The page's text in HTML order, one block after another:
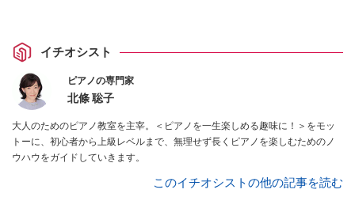
イチオシスト
ピアノの専門家
北條 聡子
大人のためのピアノ教室を主宰。＜ピアノを一生楽しめる趣味に！＞をモッ
トーに、初心者から上級レベルまで、無理せず長くピアノを楽しむためのノ
ウハウをガイドしていきます。
このイチオシストの他の記事を読む